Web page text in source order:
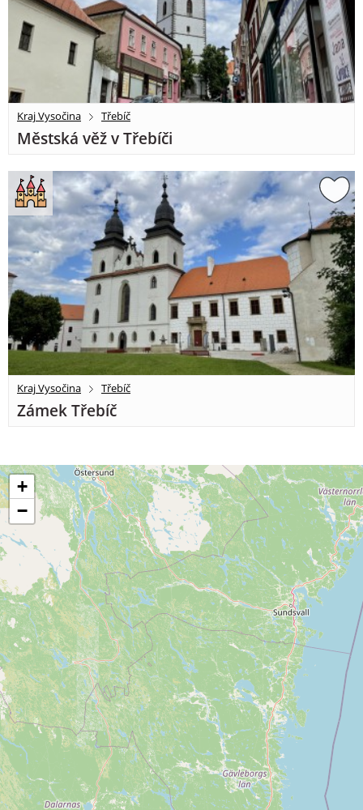
Kraj Vysočina Třebíč
Městská věž v Třebíči
Kraj Vysočina Třebíč
Zámek Třebíč
+
−